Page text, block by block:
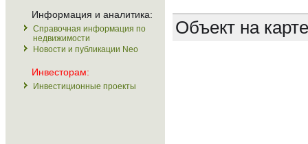
Информация и аналитика:
Справочная информация по
недвижимости
Новости и публикации Neo
Инвесторам:
Инвестиционные проекты
Объект на карте